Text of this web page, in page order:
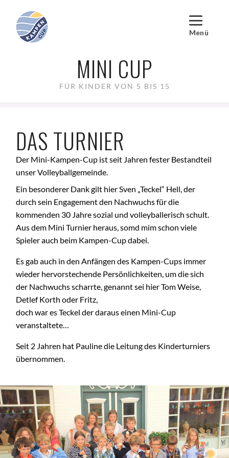
MINI CUP
FÜR KINDER VON 5 BIS 15
DAS TURNIER
Der Mini-Kampen-Cup ist seit Jahren fester Bestandteil
unser Volleyballgemeinde.
Ein besonderer Dank gilt hier Sven „Teckel“ Hell, der
durch sein Engagement den Nachwuchs für die
kommenden 30 Jahre sozial und volleyballerisch schult.
Aus dem Mini Turnier heraus, somd mim schon viele
Spieler auch beim Kampen-Cup dabei.
Es gab auch in den Anfängen des Kampen-Cups immer
wieder hervorstechende Persönlichkeiten, um die sich
der Nachwuchs scharrte, genannt sei hier Tom Weise,
Detlef Korth oder Fritz,
doch war es Teckel der daraus einen Mini-Cup
veranstaltete…
Seit 2 Jahren hat Pauline die Leitung des Kinderturniers
übernommen.